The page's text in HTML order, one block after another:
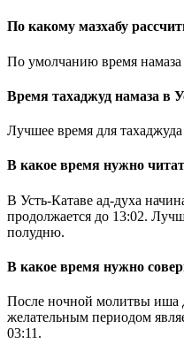
По какому мазхабу
По умолчанию время намаза
Время тахаджуд намаза в
Лучшее время для тахаджуда
В какое время нужно
В Усть-Катаве ад-духа
продолжается до 13:02.
полудню.
В какое время нужно
После ночной молитвы иша
желательным периодом
03:11 .